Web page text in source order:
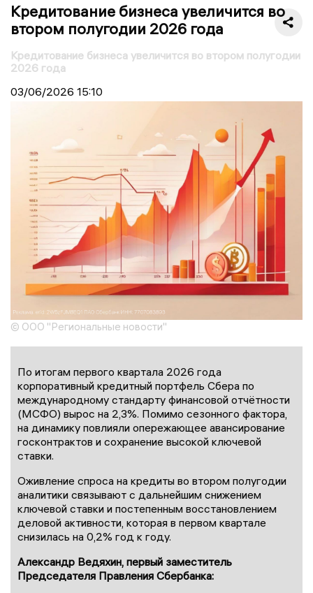
Кредитование бизнеса увеличится во
втором полугодии 2026 года
Кредитование бизнеса увеличится во втором полугодии
2026 года
03/06/2026 15:10
© ООО "Региональные новости"
По итогам первого квартала 2026 года
корпоративный кредитный портфель Сбера по
международному стандарту финансовой отчётности
(МСФО) вырос на 2,3%. Помимо сезонного фактора,
на динамику повлияли опережающее авансирование
госконтрактов и сохранение высокой ключевой
ставки.
Оживление спроса на кредиты во втором полугодии
аналитики связывают с дальнейшим снижением
ключевой ставки и постепенным восстановлением
деловой активности, которая в первом квартале
снизилась на 0,2% год к году.
Александр Ведяхин, первый заместитель
Председателя Правления Сбербанка: